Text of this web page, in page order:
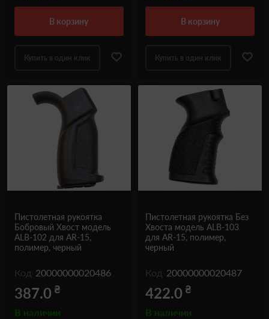
в корзину
Купить в один клик
в корзину
Купить в один клик
Пистолетная рукоятка
Бобровый Хвост модель
ALB-102 для AR-15,
полимер, черный
Код 20000000020486
387.0 ₴
В наличии
Пистолетная рукоятка Без
Хвоста модель ALB-103
для AR-15, полимер,
черный
Код 20000000020487
422.0 ₴
В наличии